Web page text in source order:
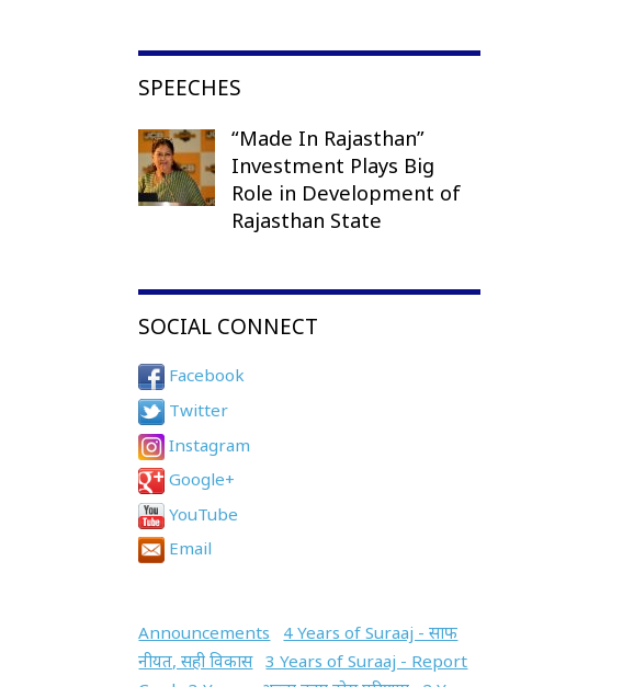
SPEECHES
“Made In Rajasthan”
Investment Plays Big
Role in Development of
Rajasthan State
SOCIAL CONNECT
Facebook
Twitter
Instagram
Google+
YouTube
Email
Announcements
4 Years of Suraaj - साफ
नीयत, सही विकास 3 Years of Suraaj - Report